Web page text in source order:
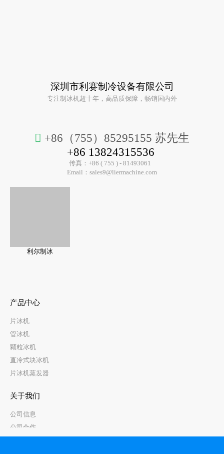
深圳市利赛制冷设备有限公司
专注制冰机超十年，高品质保障，畅销国内外
 +86（755）85295155 苏先生
+86 13824315536
传真：+86 ( 755 ) - 81493061
Email： sales9@liermachine.com
利尔制冰
产品中心
片冰机
管冰机
颗粒冰机
直冷式块冰机
片冰机蒸发器
关于我们
公司信息
公司合作